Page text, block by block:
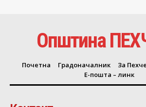
Општина
Почетна Градоначалник За
Е-пошта – линк